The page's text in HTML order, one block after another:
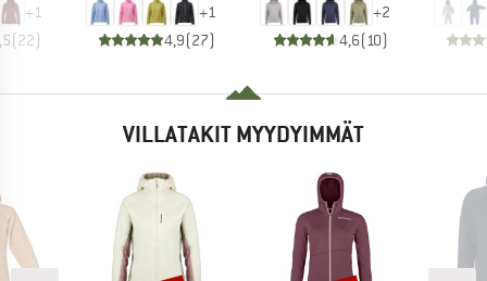
+1
(22)
+1
4,9(27)
+2
4,6(10)
VILLATAKIT MYYDYIMMÄT